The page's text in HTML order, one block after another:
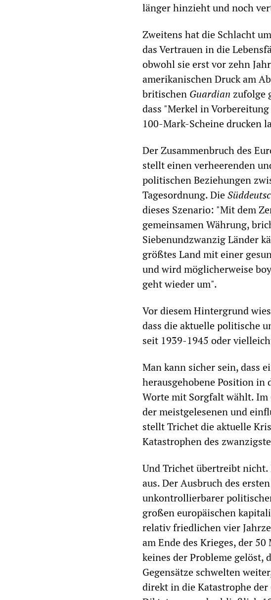
länger hinzieht und noch
Zweitens hat die Schlacht
das Vertrauen in die
obwohl sie erst vor zehn
amerikanischen Druck am
britischen Guardian zufolge
dass "Merkel in
100-Mark-Scheine drucken
Der Zusammenbruch des
stellt einen verheerenden
politischen Beziehungen
Tagesordnung. Die
dieses Szenario: "Mit dem
gemeinsamen Währung,
Siebenundzwanzig Länder
größtes Land mit einer
und wird möglicherweise
geht wieder um".
Vor diesem Hintergrund
dass die aktuelle politische
seit 1939-1945 oder
Man kann sicher sein, dass
herausgehobene Position
Worte mit Sorgfalt wählt. Im
der meistgelesenen und
stellt Trichet die aktuelle
Katastrophen des
Und Trichet übertreibt nicht.
aus. Der Ausbruch des
unkontrollierbarer
großen europäischen
relativ friedlichen vier
am Ende des Krieges, der
keines der Probleme gelöst,
Gegensätze schwelten
direkt in die Katastrophe